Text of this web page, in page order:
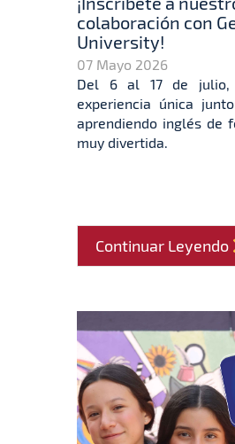
colaboración con
University!
07 Mayo 2026
Del 6 al 17 de
experiencia única
aprendiendo inglés de
muy divertida.
Continuar Leyendo